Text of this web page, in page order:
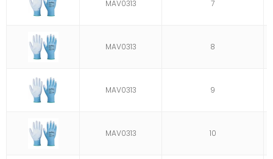
MAV0313 7
MAV0313 8
MAV0313 9
MAV0313 10